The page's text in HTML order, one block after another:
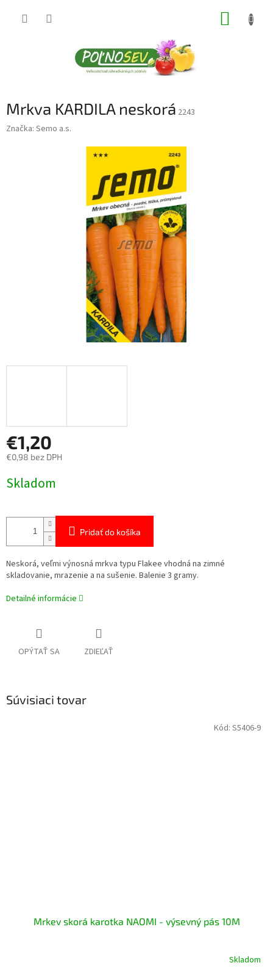
Mrkva KARDILA neskorá 2243
Značka: Semo a.s.
€1,20
€0,98 bez DPH
cena:
Skladom
Pridať do košíka
Neskorá, veľmi výnosná mrkva typu Flakee vhodná na zimné
skladovanie, mrazenie a na sušenie. Balenie 3 gramy.
Detailné informácie
OPÝTAŤ SA ZDIEĽAŤ
Súvisiaci tovar
Mrkev skorá karotka NAOMI - výsevný pás 10M
Skladom
Kód: S5406-9